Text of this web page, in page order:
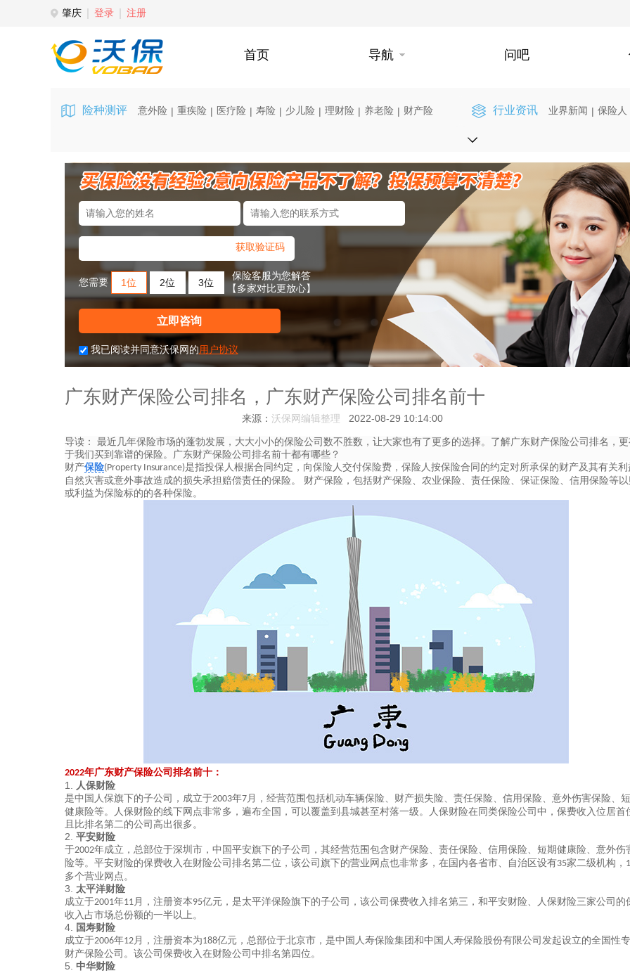
肇庆 登录 注册
首页 导航 问吧
险种测评 意外险 | 重疾险 | 医疗险 | 寿险 | 少儿险 | 理财险 | 养老险 | 财产险 行业资讯 业界新闻 | 保险人
获取验证码
您需要 1位 2位 3位
保险客服为您解答
【多家对比更放心】
立即咨询
我已阅读并同意沃保网的用户协议
广东财产保险公司排名，广东财产保险公司排名前十
来源： 沃保网编辑整理 2022-08-29 10:14:00
导读：
最近几年保险市场的蓬勃发展，大大小小的保险公司数不胜数，让大家也有了更多的选择。了解广东财产保险公司排名，
于我们买到靠谱的保险。广东财产保险公司排名前十都有哪些？
财产保险(Property Insurance)是指投保人根据合同约定，向保险人交付保险费，保险人按保险合同的约定对所承保的财产及其有关利
自然灾害或意外事故造成的损失承担赔偿责任的保险。 财产保险，包括财产保险、农业保险、责任保险、保证保险、信用保险等
或利益为保险标的的各种保险。
2022年广东财产保险公司排名前十：
1.
人保财险
是中国人保旗下的子公司，成立于2003年7月，经营范围包括机动车辆保险、财产损失险、责任保险、信用保险、意外伤害保险、
健康险等。人保财险的线下网点非常多，遍布全国，可以覆盖到县城甚至村落一级。人保财险在同类保险公司中，保费收入位居首
且比排名第二的公司高出很多。
2. 平安财险
于2002年成立，总部位于深圳市，中国平安旗下的子公司，其经营范围包含财产保险、责任保险、信用保险、短期健康险、意外伤
险等。平安财险的保费收入在财险公司排名第二位，该公司旗下的营业网点也非常多，在国内各省市、自治区设有35家二级机构，
多个营业网点。
3. 太平洋财险
成立于2001年11月，注册资本95亿元，是太平洋保险旗下的子公司，该公司保费收入排名第三，和平安财险、人保财险三家公司的
收入占市场总份额的一半以上。
4. 国寿财险
成立于2006年12月，注册资本为188亿元，总部位于北京市，是中国人寿保险集团和中国人寿保险股份有限公司发起设立的全国性
财产保险公司。该公司保费收入在财险公司中排名第四位。
5. 中华财险